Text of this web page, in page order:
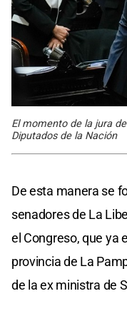
El momento de la jura
Diputados de la Nación
De esta manera se
senadores de La
el Congreso, que ya
provincia de La
de la ex ministra de